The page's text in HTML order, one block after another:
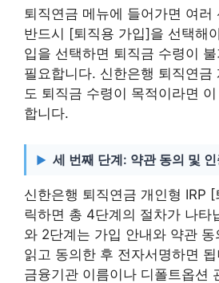
퇴직연금 메뉴에 들어가면 여러
반드시 [퇴직용 가입]을 선택해
입을 선택하면 퇴직금 수령이
필요합니다. 신한은행 퇴직연금
도 퇴직금 수령이 목적이라면
합니다.
세 번째 단계: 약관 동의 및
신한은행 퇴직연금 개인형 IRP
릭하면 총 4단계의 절차가 나타
와 2단계는 가입 안내와 약관
읽고 동의한 후 전자서명하면
금융기관 이름이나 디폴트옵션